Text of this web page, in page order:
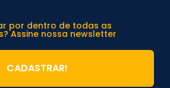
por dentro de todas as
Assine nossa newsletter
CADASTRAR!